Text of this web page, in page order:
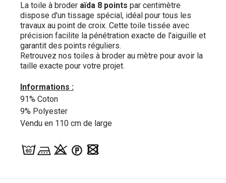
La toile à broder aïda 8 points par centimètre
dispose d'un tissage spécial, idéal pour tous les
travaux au point de croix. Cette toile tissée avec
précision facilite la pénétration exacte de l'aiguille et
garantit des points réguliers.
Retrouvez nos toiles à broder au mètre pour avoir la
taille exacte pour votre projet.
Informations :
91% Coton
9% Polyester
Vendu en 110 cm de large